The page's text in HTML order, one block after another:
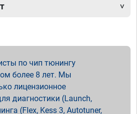
по чип тюнингу
более 8 лет. Мы
лицензионное
диагностики (Launch,
(Flex, Kess 3, Autotuner,